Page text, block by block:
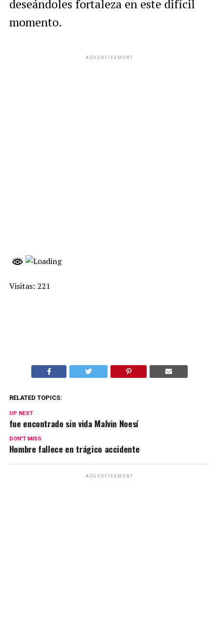
deseándoles fortaleza en este difícil
momento.
ADVERTISEMENT
Visitas: 221
RELATED TOPICS:
UP NEXT
fue encontrado sin vida Malvin Noesí
DON'T MISS
Hombre fallece en trágico accidente
ADVERTISEMENT